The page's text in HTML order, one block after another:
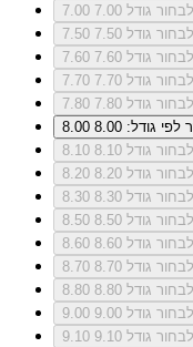
7.00
גודל 7.00
7.50
גודל 7.50
7.60
גודל 7.60
7.70
גודל 7.70
7.80
גודל 7.80
8.00
גודל: 8.00
8.10
גודל 8.10
8.20
גודל 8.20
8.30
גודל 8.30
8.50
גודל 8.50
8.60
גודל 8.60
8.70
גודל 8.70
8.80
גודל 8.80
9.00
גודל 9.00
9.10
גודל 9.10